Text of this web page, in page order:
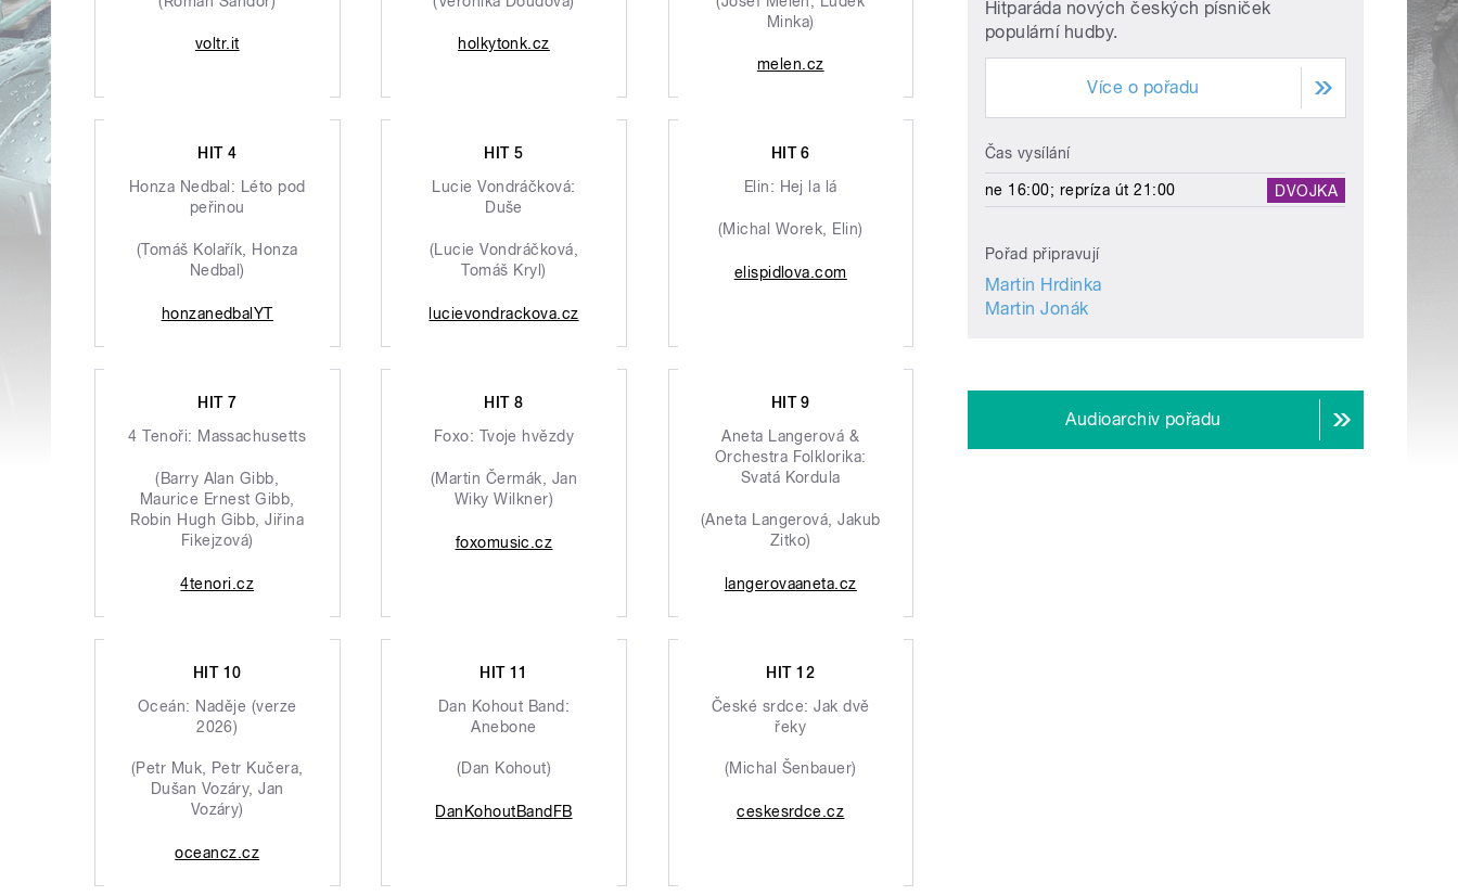
voltr.it holkytonk.cz
Minka)
melen.cz
HIT 4
Honza Nedbal: Léto pod
peřinou
(Tomáš Kolařík, Honza
Nedbal)
honzanedbalYT
HIT 5
Lucie Vondráčková:
Duše
(Lucie Vondráčková,
Tomáš Kryl)
lucievondrackova.cz
HIT 6
Elin: Hej la lá
(Michal Worek, Elin)
elispidlova.com
HIT 7
4 Tenoři: Massachusetts
(Barry Alan Gibb,
Maurice Ernest Gibb,
Robin Hugh Gibb, Jiřina
Fikejzová)
4tenori.cz
HIT 8
Foxo: Tvoje hvězdy
(Martin Čermák, Jan
Wiky Wilkner)
foxomusic.cz
HIT 9
Aneta Langerová &
Orchestra Folklorika:
Svatá Kordula
(Aneta Langerová, Jakub
Zitko)
langerovaaneta.cz
HIT 10
Oceán: Naděje (verze
2026)
(Petr Muk, Petr Kučera,
Dušan Vozáry, Jan
Vozáry)
oceancz.cz
HIT 11
Dan Kohout Band:
Anebone
(Dan Kohout)
DanKohoutBandFB
HIT 12
České srdce: Jak dvě
řeky
(Michal Šenbauer)
ceskesrdce.cz
Hitparáda nových českých písniček
populární hudby.
Více o pořadu
Čas vysílání
ne 16:00; repríza út 21:00 DVOJKA
Pořad připravují
Martin Hrdinka
Martin Jonák
Audioarchiv pořadu